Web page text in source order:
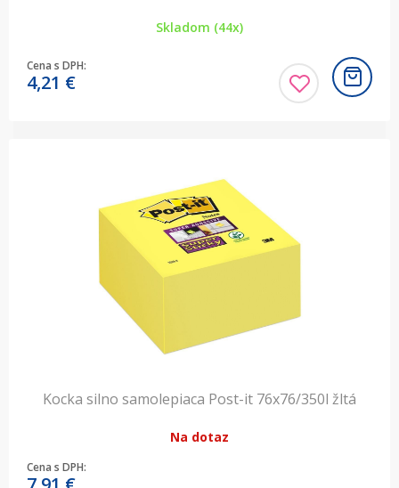
Skladom (44x)
Cena s DPH:
4,21 €
Kocka silno samolepiaca Post-it 76x76/350l žltá
Na dotaz
Cena s DPH: